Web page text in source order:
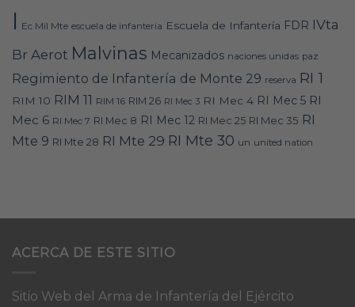
I Ec Mil Mte escuela de infanteria Escuela de Infantería FDR IVta
Br Aerot Malvinas Mecanizados naciones unidas paz
Regimiento de Infantería de Monte 29 reserva RI 1
RIM 10 RIM 11 RIM 16 RIM 26 RI Mec 3 RI Mec 4 RI Mec 5 RI
Mec 6 RI Mec 7 RI Mec 8 RI Mec 12 RI Mec 25 RI Mec 35 RI
Mte 9 RI Mte 28 RI Mte 29 RI Mte 30 un united nation
ACERCA DE ESTE SITIO
Sitio Web del Arma de Infantería del Ejército